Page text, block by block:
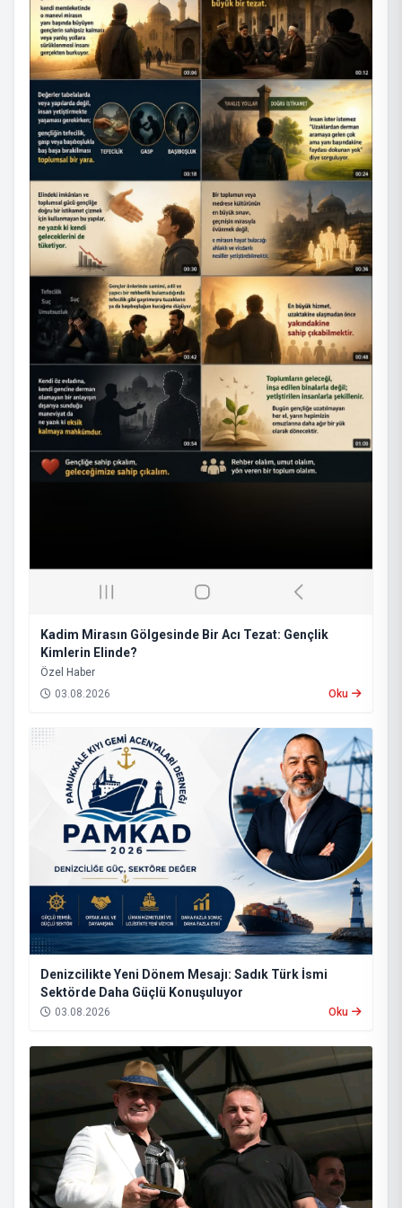
Kadim Mirasın Gölgesinde Bir Acı Tezat: Gençlik
Kimlerin Elinde?
​Özel Haber
03.08.2026
Oku
Denizcilikte Yeni Dönem Mesajı: Sadık Türk İsmi
Sektörde Daha Güçlü Konuşuluyor
03.08.2026 Oku